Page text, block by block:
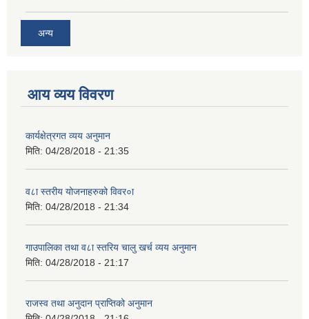
अन्य
आय व्यय विवरण
कार्यक्षेत्रगत व्यय अनुमान
मिति: 04/28/2018 - 21:35
व८ा स्तरीय योजनाहरुको विवर०ा
मिति: 04/28/2018 - 21:34
गाउपालिका तथा व८ा स्तरिय चालु खर्च व्यय अनुमान
मिति: 04/28/2018 - 21:17
राजस्व तथा अनुदान प्राप्तिको अनुमान